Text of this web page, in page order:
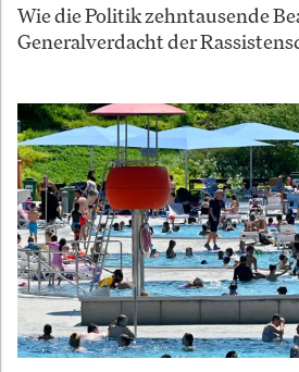
Wie die Politik zehntausende
Generalverdacht der